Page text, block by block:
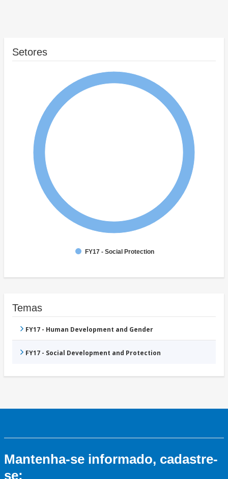
Setores
FY17 - Social Protection
Temas
FY17 - Human Development and Gender
FY17 - Social Development and Protection
Mantenha-se informado, cadastre-
se: